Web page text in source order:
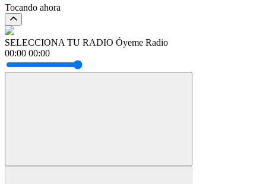
Tocando ahora
SELECCIONA TU RADIO Óyeme Radio
00:00 00:00